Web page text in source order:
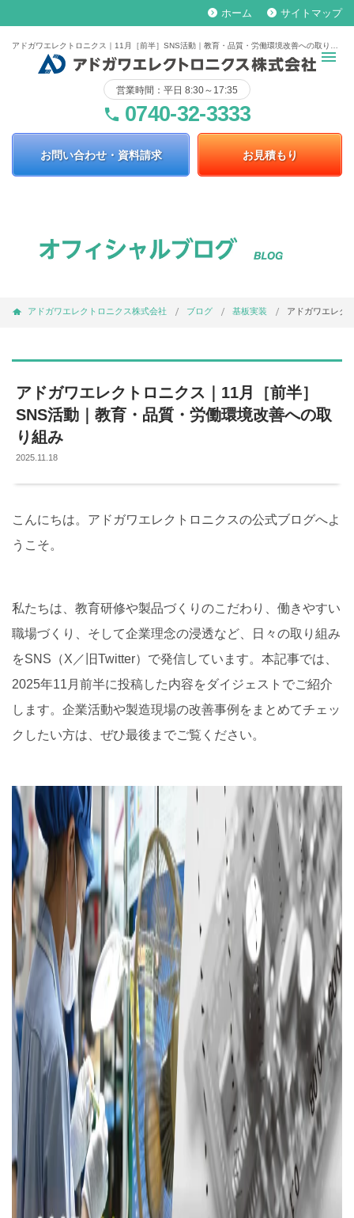
keyboard_arrow_right ホーム keyboard_arrow_right サイトマップ
営業時間：平日 8:30～17:35
phone 0740-32-3333
お問い合わせ・資料請求 お見積もり
アドガワエレクトロニクス株式会社 ブログ 基板実装 アドガワエレク
アドガワエレクトロニクス｜11月［前半］
SNS活動｜教育・品質・労働環境改善への取
り組み
2025.11.18
こんにちは。アドガワエレクトロニクスの公式ブログへよ
うこそ。
私たちは、教育研修や製品づくりのこだわり、働きやすい
職場づくり、そして企業理念の浸透など、日々の取り組み
をSNS（X／旧Twitter）で発信しています。本記事では、
2025年11月前半に投稿した内容をダイジェストでご紹介
します。企業活動や製造現場の改善事例をまとめてチェッ
クしたい方は、ぜひ最後までご覧ください。